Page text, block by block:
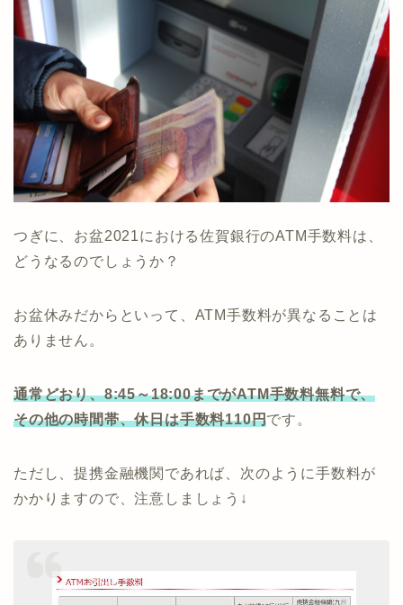
つぎに、お盆2021における佐賀銀行のATM手数料は、
どうなるのでしょうか？
お盆休みだからといって、ATM手数料が異なることは
ありません。
通常どおり、8:45～18:00までがATM手数料無料で、
その他の時間帯、休日は手数料110円です。
ただし、提携金融機関であれば、次のように手数料が
かかりますので、注意しましょう↓